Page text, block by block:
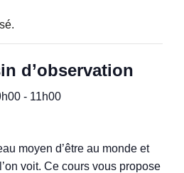
d’observation
- 11h00
moyen d’être au monde et
voit. Ce cours vous propose